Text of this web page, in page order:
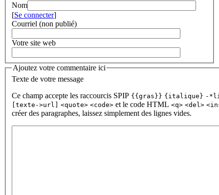
Nom
[Se connecter]
Courriel (non publié)
Votre site web
Ajoutez votre commentaire ici
Texte de votre message
Ce champ accepte les raccourcis SPIP {{gras}} {italique} -
[texte->url]
<quote> <code> et le code HTML <q> <del>
créer des paragraphes, laissez simplement des lignes vides.